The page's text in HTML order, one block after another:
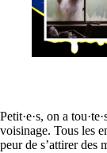
Petit·e·s, on a
voisinage. Tous les
peur de s’attirer des